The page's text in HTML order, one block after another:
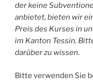
der keine
anbietet, bieten wir
Preis des Kurses in
im Kanton Tessin.
darüber zu wissen.
Bitte verwenden Sie